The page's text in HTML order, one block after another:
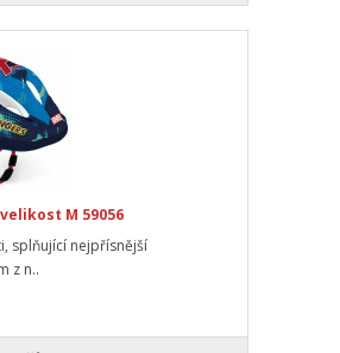
M 59056
splňující nejpřísnější
z n..